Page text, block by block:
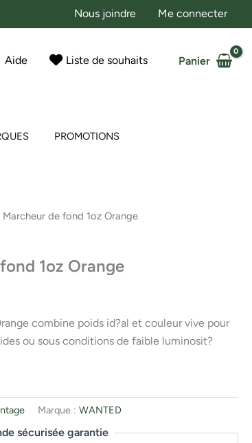
Nous joindre Me connecter
Aide Liste de souhaits Panier
PROMOTIONS
de fond 1oz Orange
1oz Orange
combine poids id?al et couleur vive pour
ou sous conditions de faible luminosit?
Marque :WANTED
sécurisée garantie